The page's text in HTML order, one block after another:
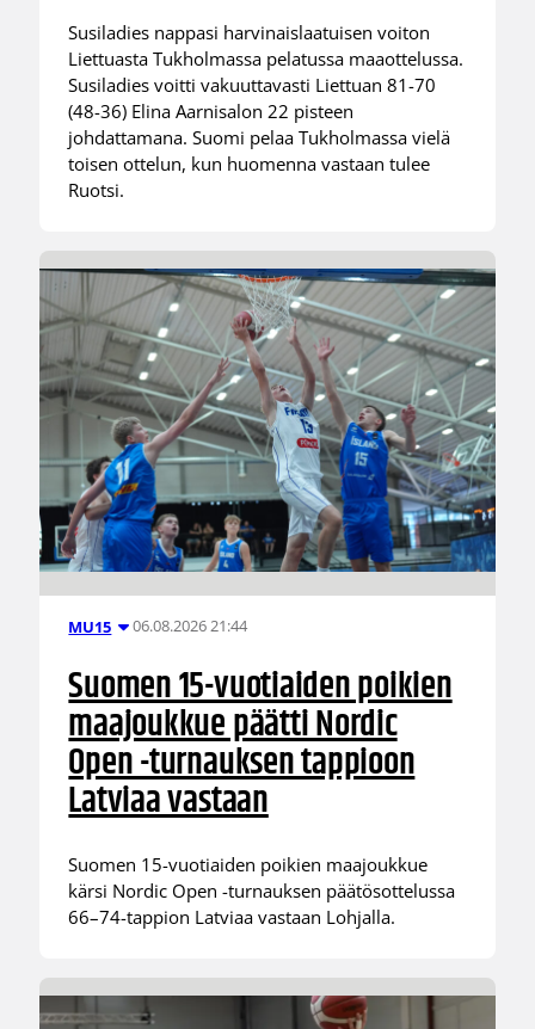
Susiladies nappasi harvinaislaatuisen voiton
Liettuasta Tukholmassa pelatussa maaottelussa.
Susiladies voitti vakuuttavasti Liettuan 81-70
(48-36) Elina Aarnisalon 22 pisteen
johdattamana. Suomi pelaa Tukholmassa vielä
toisen ottelun, kun huomenna vastaan tulee
Ruotsi.
MU15 06.08.2026 21:44
Suomen 15-vuotiaiden poikien
maajoukkue päätti Nordic
Open -turnauksen tappioon
Latviaa vastaan
Suomen 15-vuotiaiden poikien maajoukkue
kärsi Nordic Open -turnauksen päätösottelussa
66–74-tappion Latviaa vastaan Lohjalla.